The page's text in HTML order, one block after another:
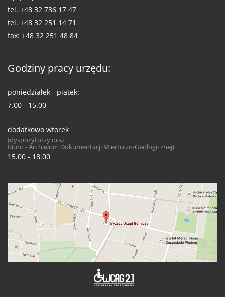
tel. +48 32 736 17 47
tel. +48 32 251 14 71
fax: +48 32 251 48 84
Godziny pracy urzędu:
poniedziałek - piątek:
7.00 - 15.00
dodatkowo wtorek
(dyspozytorzy oraz
Biuro - Archiwum Dokumentacji Mierniczo-Geologicznej)
15.00 - 18.00